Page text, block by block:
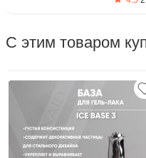
С этим товаром